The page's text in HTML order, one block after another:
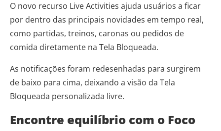
O novo recurso Live Activities ajuda usuários a ficar
por dentro das principais novidades em tempo real,
como partidas, treinos, caronas ou pedidos de
comida diretamente na Tela Bloqueada.
As notificações foram redesenhadas para surgirem
de baixo para cima, deixando a visão da Tela
Bloqueada personalizada livre.
Encontre equilíbrio com o Foco